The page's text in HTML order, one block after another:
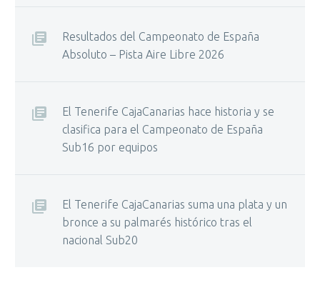
Resultados del Campeonato de España
Absoluto – Pista Aire Libre 2026
El Tenerife CajaCanarias hace historia y se
clasifica para el Campeonato de España
Sub16 por equipos
El Tenerife CajaCanarias suma una plata y un
bronce a su palmarés histórico tras el
nacional Sub20